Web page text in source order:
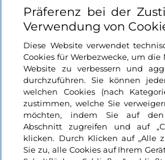
Nützliche Links
Login
Bleiben wir in Kontakt
Präferenz bei der
Verwendung von
Diese Website verwendet
Cookies für Werbezwecke, um
Website zu verbessern und
durchzuführen. Sie können
welchen Cookies (nach
zustimmen, welche Sie
möchten, indem Sie auf den
Abschnitt zugreifen und auf
klicken. Durch Klicken auf „Alle
Sie zu, alle Cookies auf Ihrem